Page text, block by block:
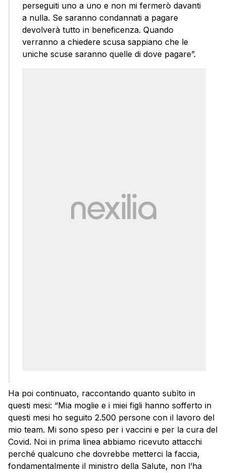
perseguiti uno a uno e non mi fermerò davanti
a nulla. Se saranno condannati a pagare
devolverà tutto in beneficenza. Quando
verranno a chiedere scusa sappiano che le
uniche scuse saranno quelle di dove pagare”.
Ha poi continuato, raccontando quanto subìto in
questi mesi: “Mia moglie e i miei figli hanno sofferto in
questi mesi ho seguito 2.500 persone con il lavoro del
mio team. Mi sono speso per i vaccini e per la cura del
Covid. Noi in prima linea abbiamo ricevuto attacchi
perché qualcuno che dovrebbe metterci la faccia,
fondamentalmente il ministro della Salute, non l’ha